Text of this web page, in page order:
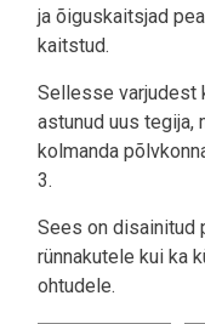
ja õiguskaitsjad
kaitstud.
Sellesse varjudest
astunud uus
kolmanda
3.
Sees on disainitud
rünnakutele kui ka
ohtudele.